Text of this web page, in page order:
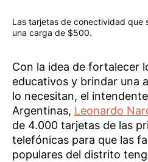
Las tarjetas de conectividad que
una carga de $500.
Con la idea de fortalecer
educativos y brindar una
lo necesitan, el
Argentinas, Leonardo
de 4.000 tarjetas de las
telefónicas para que las
populares del distrito